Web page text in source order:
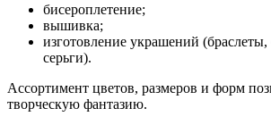
бисероплетение;
вышивка;
изготовление украшений
серьги).
Ассортимент цветов, размеров и форм
творческую фантазию.